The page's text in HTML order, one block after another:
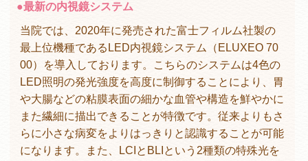
●最新の内視鏡システム
当院では、2020年に発売された富士フィルム社製の
最上位機種であるLED内視鏡システム（ELUXEO 70
00）を導入しております。こちらのシステムは4色の
LED照明の発光強度を高度に制御することにより、胃
や大腸などの粘膜表面の細かな血管や構造を鮮やかに
また繊細に描出できることが特徴です。従来よりもさ
らに小さな病変をよりはっきりと認識することが可能
になります。また、LCIとBLIという2種類の特殊光を